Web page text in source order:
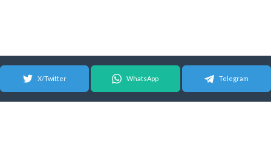
X/Twitter WhatsApp Telegram